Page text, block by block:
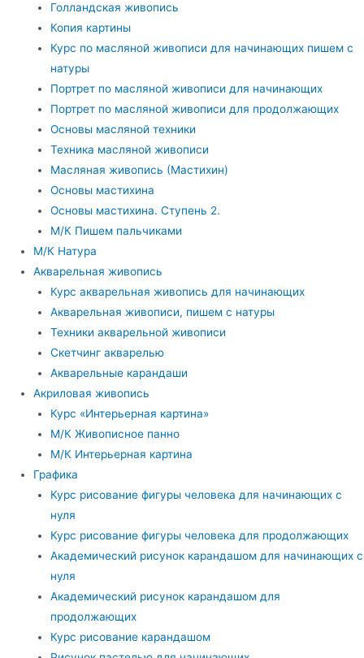
Голландская живопись
Копия картины
Курс по масляной живописи для начинающих пишем с
натуры
Портрет по масляной живописи для начинающих
Портрет по масляной живописи для продолжающих
Основы масляной техники
Техника масляной живописи
Масляная живопись (Мастихин)
Основы мастихина
Основы мастихина. Ступень 2.
М/К Пишем пальчиками
М/К Натура
Акварельная живопись
Курс акварельная живопись для начинающих
Акварельная живописи, пишем с натуры
Техники акварельной живописи
Скетчинг акварелью
Акварельные карандаши
Акриловая живопись
Курс «Интерьерная картина»
М/К Живописное панно
М/К Интерьерная картина
Графика
Курс рисование фигуры человека для начинающих с
нуля
Курс рисование фигуры человека для продолжающих
Академический рисунок карандашом для начинающих с
нуля
Академический рисунок карандашом для
продолжающих
Курс рисование карандашом